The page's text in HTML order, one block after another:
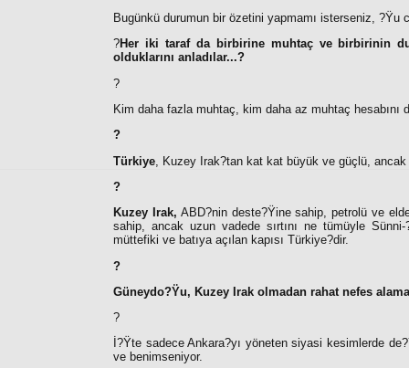
Bugünkü durumun bir özetini yapmamı isterseniz, ?Ÿu
?Her iki taraf da birbirine muhtaç ve birbirinin
olduklarını anladılar...?
?
Kim daha fazla muhtaç, kim daha az muhtaç hesabını
?
Türkiye , Kuzey Irak?tan kat kat büyük ve güçlü,
?
Kuzey Irak, ABD?nin deste?Ÿine sahip, petrolü ve
sahip, ancak uzun vadede sırtını ne tümüyle
müttefiki ve batıya açılan kapısı Türkiye?dir.
?
Güneydo?Ÿu, Kuzey Irak olmadan rahat nefes
?
İ?Ÿte sadece Ankara?yı yöneten siyasi kesimlerde
ve benimseniyor.